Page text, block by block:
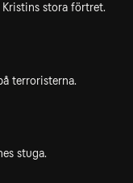
stora förtret.
terroristerna.
stuga.